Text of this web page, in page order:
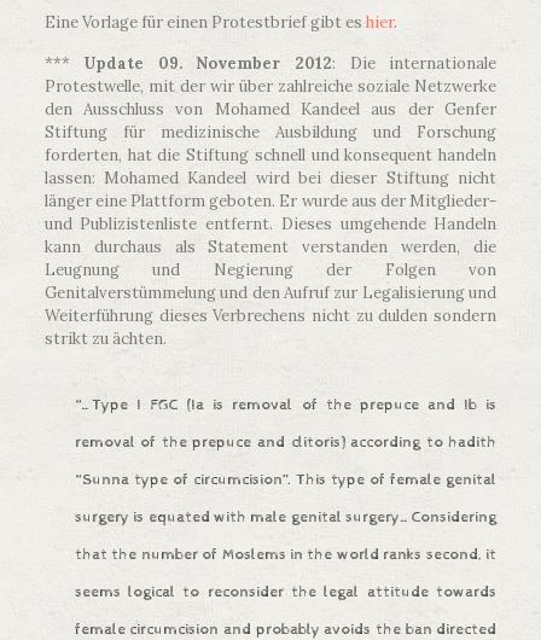
Eine Vorlage für einen Protestbrief gibt es hier.
*** Update 09. November 2012: Die internationale
Protestwelle, mit der wir über zahlreiche soziale Netzwerke
den Ausschluss von Mohamed Kandeel aus der Genfer
Stiftung für medizinische Ausbildung und Forschung
forderten, hat die Stiftung schnell und konsequent handeln
lassen: Mohamed Kandeel wird bei dieser Stiftung nicht
länger eine Plattform geboten. Er wurde aus der Mitglieder-
und Publizistenliste entfernt. Dieses umgehende Handeln
kann durchaus als Statement verstanden werden, die
Leugnung und Negierung der Folgen von
Genitalverstümmelung und den Aufruf zur Legalisierung und
Weiterführung dieses Verbrechens nicht zu dulden sondern
strikt zu ächten.
“…Type I FGC (Ia is removal of the prepuce and Ib is
removal of the prepuce and clitoris) according to hadith
“Sunna type of circumcision”. This type of female genital
surgery is equated with male genital surgery…Considering
that the number of Moslems in the world ranks second, it
seems logical to reconsider the legal attitude towards
female circumcision and probably avoids the ban directed